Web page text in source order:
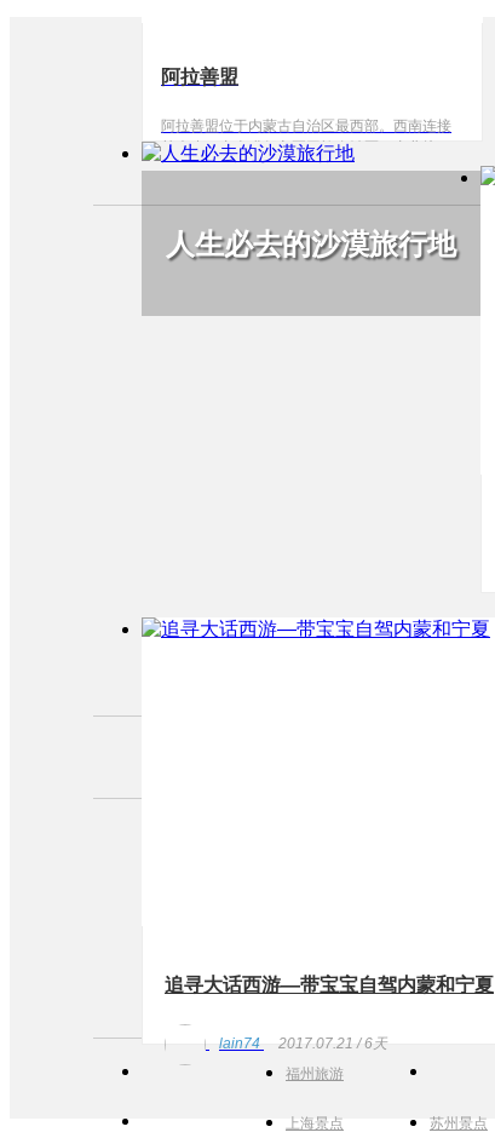
阿拉善盟
阿拉善盟位于内蒙古自治区最西部。西南连接
甘肃省，东南毗邻宁夏回族自治区，东北接壤
巴彦淖尔盟、乌海市，北与蒙古国交界。总面
人生必去的沙漠旅行地
追寻大话西游—带宝宝自驾内蒙和宁夏
lain74 2017.07.21 / 6天
福州旅游
上海景点 苏州景点